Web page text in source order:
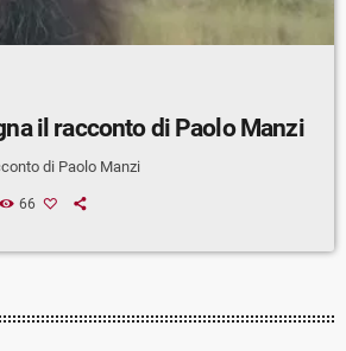
il racconto di Paolo Manzi
di Paolo Manzi
66